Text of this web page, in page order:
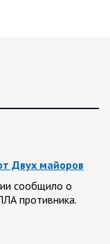
Двух майоров
сообщило о
противника.